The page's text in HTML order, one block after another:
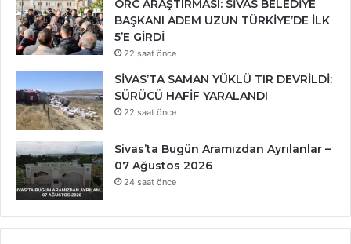
ORC ARAŞTIRMASI: SİVAS BELEDİYE
BAŞKANI ADEM UZUN TÜRKİYE’DE İLK
5’E GİRDİ
22 saat önce
SİVAS’TA SAMAN YÜKLÜ TIR DEVRİLDİ:
SÜRÜCÜ HAFİF YARALANDI
22 saat önce
Sivas’ta Bugün Aramızdan Ayrılanlar –
07 Ağustos 2026
24 saat önce